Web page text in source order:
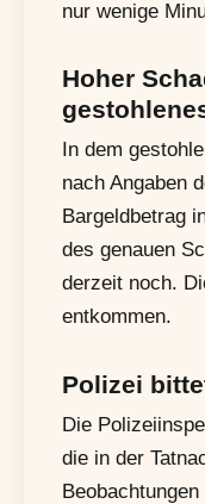
nur wenige
Hoher
In dem
nach Angaben
Bargeldbetrag
des genauen
derzeit noch.
entkommen.
Polizei
Die
die in der